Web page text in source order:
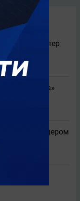
с «Манчестер
«Спартака»
с аутсайдером
матче с